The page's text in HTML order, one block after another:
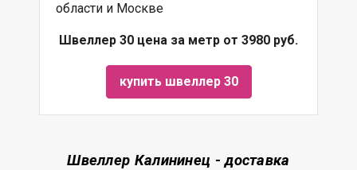
области и Москве
Швеллер 30 цена за метр от 3980 руб.
купить швеллер 30
Швеллер Калининец - доставка